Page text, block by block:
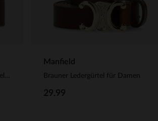
Dunkelbrauner Veloursleder-Gürtel mit goldfarbener Schnalle
Manfield
Brauner Ledergürtel für Damen
29.99